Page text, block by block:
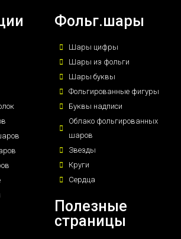
Фольг.шары
Шары цифры
Шары из фольги
Шары буквы
Фольгированные фигуры
Буквы надписи
Облако фольгированных
шаров
Звезды
Круги
Сердца
Полезные
страницы